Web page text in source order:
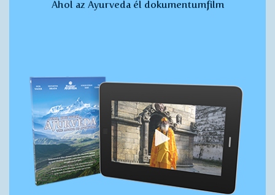
Ahol az Ayurveda él dokumentumfilm